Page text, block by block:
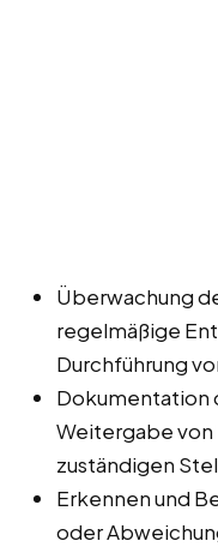
Überwachung
regelmäßige
Durchführung
Dokumentation
Weitergabe von
zuständigen
Erkennen und
oder